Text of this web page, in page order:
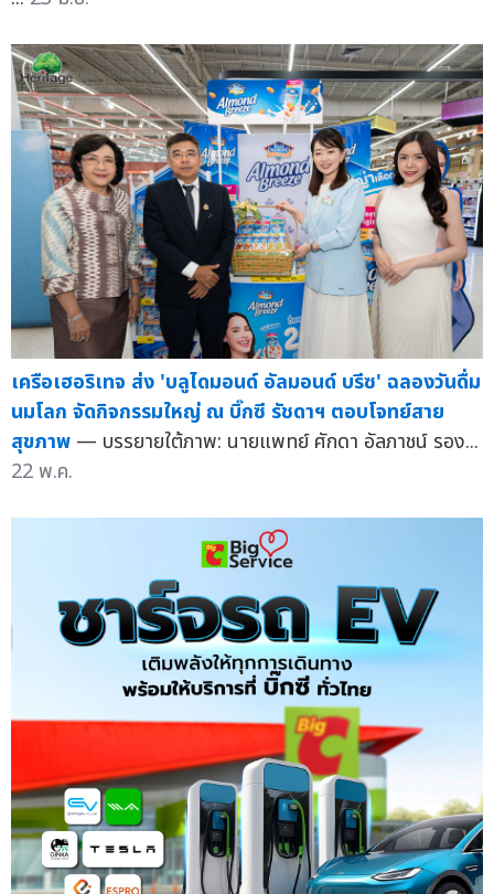
เครือเฮอริเทจ ส่ง 'บลูไดมอนด์ อัลมอนด์ บรีซ' ฉลองวันดื่ม
นมโลก จัดกิจกรรมใหญ่ ณ บิ๊กซี รัชดาฯ ตอบโจทย์สาย
สุขภาพ — บรรยายใต้ภาพ: นายแพทย์ ศักดา อัลภาชน์ รอง...
22 พ.ค.